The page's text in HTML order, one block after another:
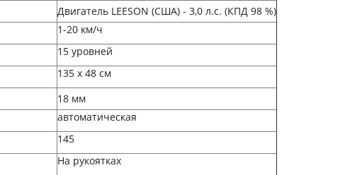
Двигатель LEESON (США) - 3,0 л.с. (КПД 98 %)
1-20 км/ч
15 уровней
135 х 48 см
18 мм
автоматическая
145
На рукоятках